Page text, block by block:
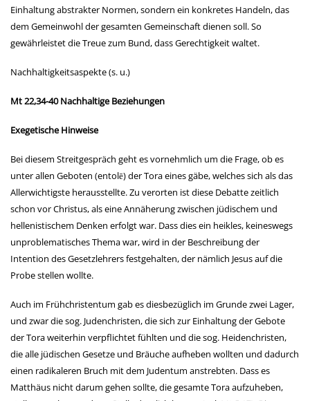
Einhaltung abstrakter Normen, sondern ein konkretes Handeln, das
dem Gemeinwohl der gesamten Gemeinschaft dienen soll. So
gewährleistet die Treue zum Bund, dass Gerechtigkeit waltet.
Nachhaltigkeitsaspekte (s. u.)
Mt 22,34-40 Nachhaltige Beziehungen
Exegetische Hinweise
Bei diesem Streitgespräch geht es vornehmlich um die Frage, ob es
unter allen Geboten (entolē) der Tora eines gäbe, welches sich als das
Allerwichtigste herausstellte. Zu verorten ist diese Debatte zeitlich
schon vor Christus, als eine Annäherung zwischen jüdischem und
hellenistischem Denken erfolgt war. Dass dies ein heikles, keineswegs
unproblematisches Thema war, wird in der Beschreibung der
Intention des Gesetzlehrers festgehalten, der nämlich Jesus auf die
Probe stellen wollte.
Auch im Frühchristentum gab es diesbezüglich im Grunde zwei Lager,
und zwar die sog. Judenchristen, die sich zur Einhaltung der Gebote
der Tora weiterhin verpflichtet fühlten und die sog. Heidenchristen,
die alle jüdischen Gesetze und Bräuche aufheben wollten und dadurch
einen radikaleren Bruch mit dem Judentum anstrebten. Dass es
Matthäus nicht darum gehen sollte, die gesamte Tora aufzuheben,